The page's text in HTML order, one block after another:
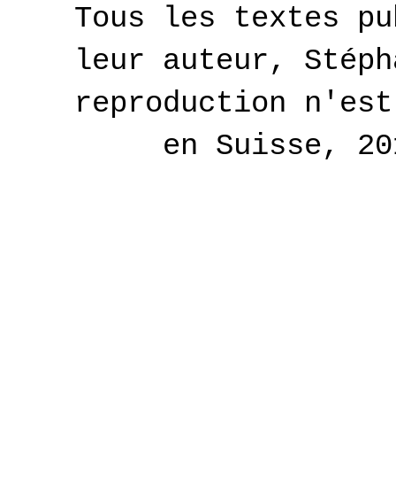
Tous les textes
leur auteur,
reproduction
en Suisse,